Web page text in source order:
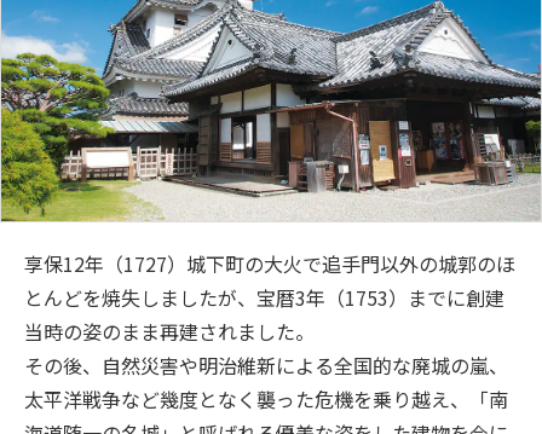
享保12年（1727）城下町の大火で追手門以外の城郭のほ
とんどを焼失しましたが、宝暦3年（1753）までに創建
当時の姿のまま再建されました。
その後、自然災害や明治維新による全国的な廃城の嵐、
太平洋戦争など幾度となく襲った危機を乗り越え、「南